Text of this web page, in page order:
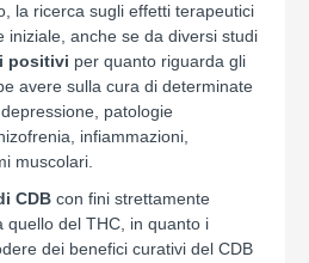
la ricerca sugli effetti terapeutici
iniziale, anche se da diversi studi
positivi per quanto riguarda gli
avere sulla cura di determinate
patologie
infiammazioni,
muscolari.
CDB con fini strettamente
quello del THC, in quanto i
dei benefici curativi del CDB